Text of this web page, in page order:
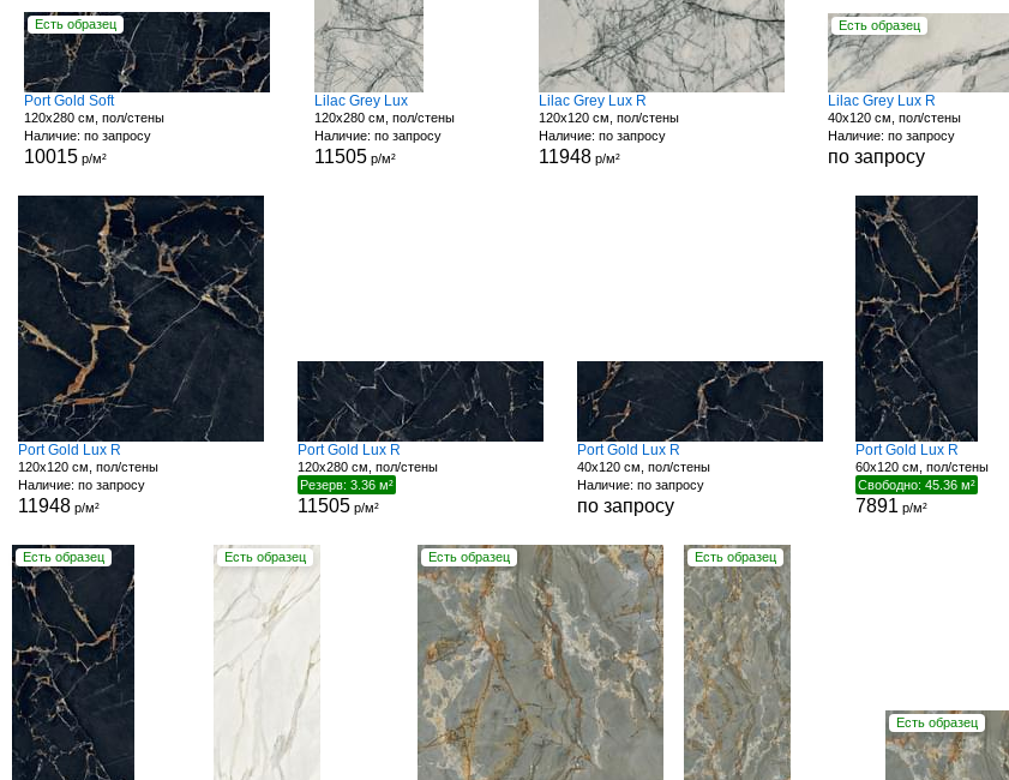
Есть образец
Port Gold Soft
120x280 см, пол/стены
Наличие: по запросу
10015р/м²
Lilac Grey Lux
120x280 см, пол/стены
Наличие: по запросу
11505р/м²
Lilac Grey Lux R
120x120 см, пол/стены
Наличие: по запросу
11948р/м²
Есть образец
Lilac Grey Lux R
40x120 см, пол/стены
Наличие: по запросу
по запросу
Port Gold Lux R
120x120 см, пол/стены
Наличие: по запросу
11948 р/м²
Port Gold Lux R
120x280 см, пол/стены
Резерв: 3.36 м²
11505р/м²
Port Gold Lux R
40x120 см, пол/стены
Наличие: по запросу
по запросу
Port Gold Lux R
60x120 см, пол/стены
Свободно: 45.36 м²
7891 р/м²
Есть образец Есть образец Есть образец Есть образец
Есть образец